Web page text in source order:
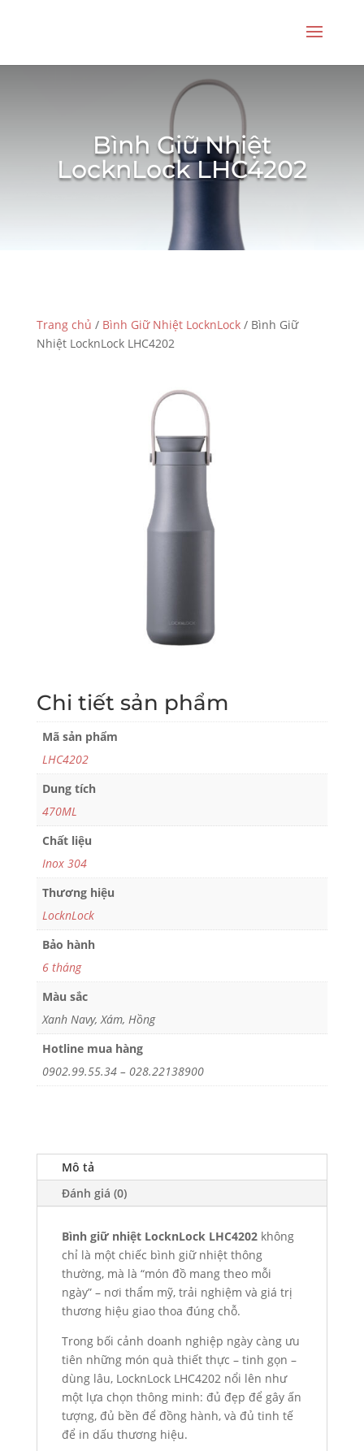
Bình Giữ Nhiệt
LocknLock LHC4202
Trang chủ / Bình Giữ Nhiệt LocknLock/ Bình Giữ
Nhiệt LocknLock LHC4202
Chi tiết sản phẩm
Mã sản phẩm
LHC4202
Dung tích
470ML
Chất liệu
Inox 304
Thương hiệu
LocknLock
Bảo hành
6 tháng
Màu sắc
Xanh Navy, Xám, Hồng
Hotline mua hàng
0902.99.55.34 – 028.22138900
Mô tả
Đánh giá (0)
Bình giữ nhiệt LocknLock LHC4202không
chỉ là một chiếc bình giữ nhiệt thông
thường, mà là “món đồ mang theo mỗi
ngày” – nơi thẩm mỹ, trải nghiệm và giá trị
thương hiệu giao thoa đúng chỗ.
Trong bối cảnh doanh nghiệp ngày càng ưu
tiên những món quà thiết thực – tinh gọn –
dùng lâu, LocknLock LHC4202 nổi lên như
một lựa chọn thông minh: đủ đẹp để gây ấn
tượng, đủ bền để đồng hành, và đủ tinh tế
để in dấu thương hiệu.